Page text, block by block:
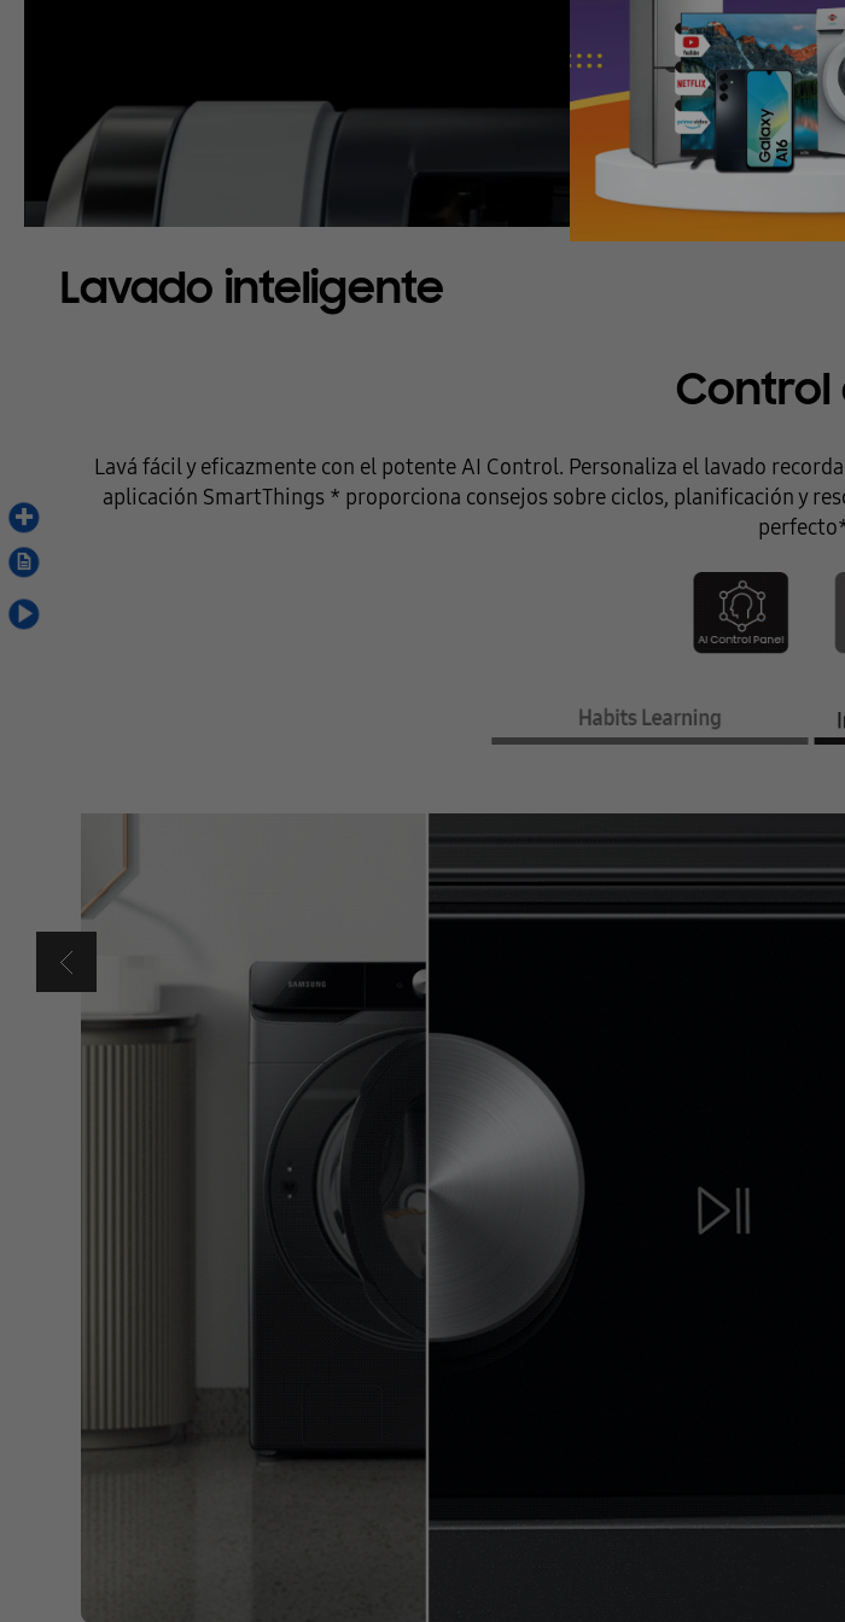
Lavado inteligente
Control
Lavá fácil y eficazmente con el potente AI Control. Personaliza el lavado
aplicación SmartThings * proporciona consejos sobre ciclos, planificación y